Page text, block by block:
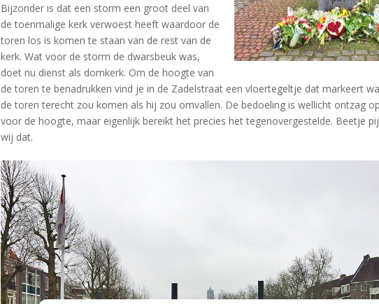
Bijzonder is dat een storm een groot deel van
de toenmalige kerk verwoest heeft waardoor de
toren los is komen te staan van de rest van de
kerk. Wat voor de storm de dwarsbeuk was,
doet nu dienst als domkerk. Om de hoogte van
de toren te benadrukken vind je in de Zadelstraat een vloertegeltje dat markeert
de toren terecht zou komen als hij zou omvallen. De bedoeling is wellicht ontzag
voor de hoogte, maar eigenlijk bereikt het precies het tegenovergestelde. Beetje
wij dat.